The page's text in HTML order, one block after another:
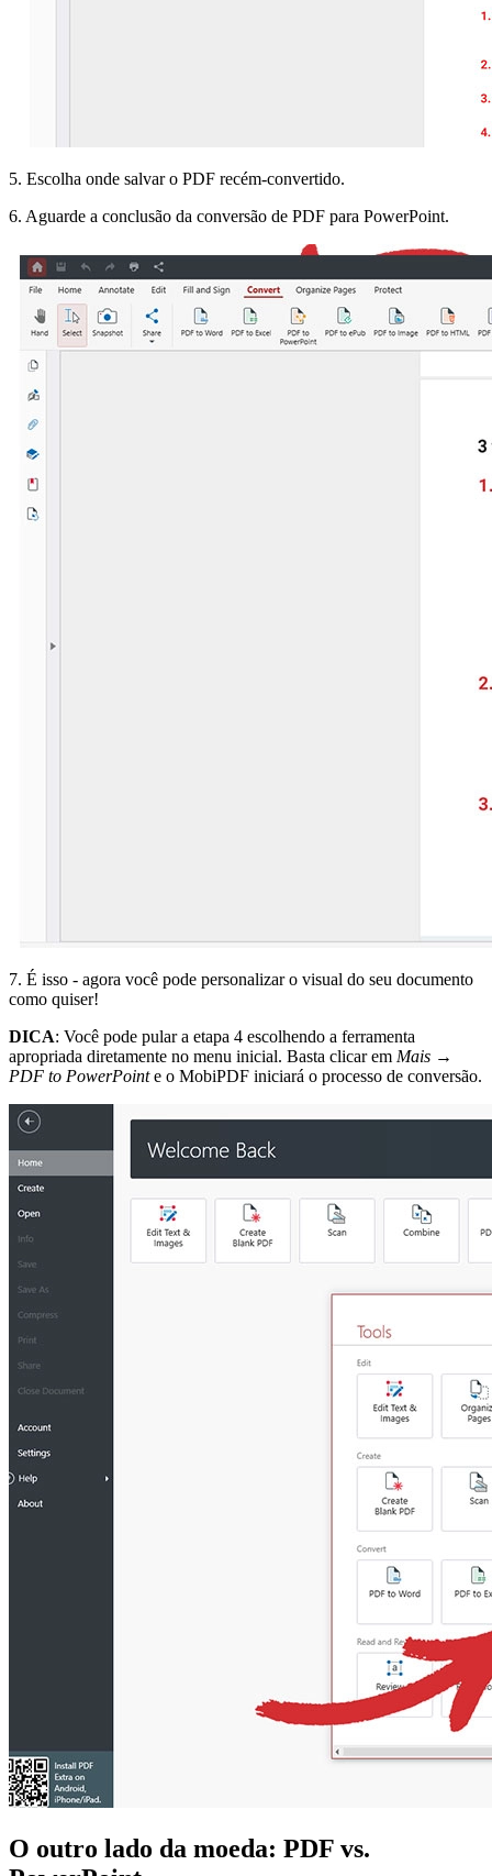
5. Escolha onde salvar o PDF recém-convertido.
6. Aguarde a conclusão da conversão de PDF para PowerPoint.
7. É isso - agora você pode personalizar o visual do seu documento
como quiser!
DICA: Você pode pular a etapa 4 escolhendo a ferramenta
apropriada diretamente no menu inicial. Basta clicar em Mais →
PDF to PowerPointe o MobiPDF iniciará o processo de conversão.
O outro lado da moeda: PDF vs.